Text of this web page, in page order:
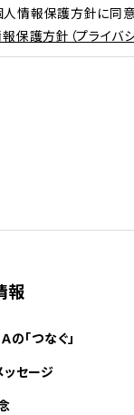
人情報保護方針に同
保護方針（プライバ
報
の「つなぐ」
ッセージ